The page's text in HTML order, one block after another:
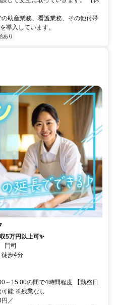
助産業務、看護業務、その他付帯
導入しています。
あり
5万円以上可✨
門司
徒歩4分
～15:00の間で4時間程度 【勤務日
能 ※残業なし
／